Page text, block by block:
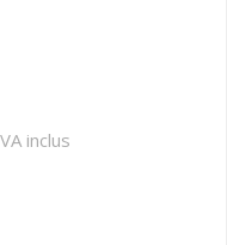
inclus